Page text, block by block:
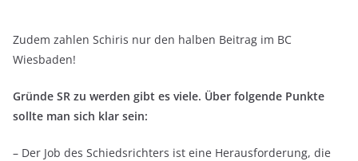
Zudem zahlen Schiris nur den halben Beitrag im BC
Wiesbaden!
Gründe SR zu werden gibt es viele. Über folgende Punkte
sollte man sich klar sein:
– Der Job des Schiedsrichters ist eine Herausforderung, die